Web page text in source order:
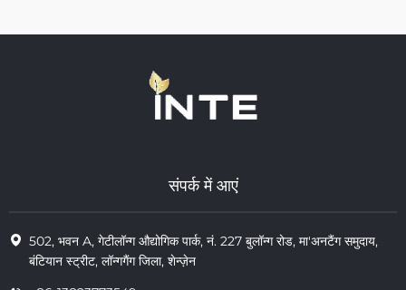
संपर्क में आएं
502, भवन A, गेटीलॉन्ग औद्योगिक पार्क, नं. 227 बुलॉन्ग रोड, मा'अनटैंग समुदाय,
बंटियान स्ट्रीट, लॉन्गगैंग जिला, शेन्ज़ेन